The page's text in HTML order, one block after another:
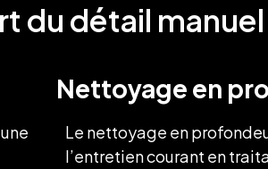
du détail manuel
Nettoyage en
Le nettoyage en
l’entretien courant en